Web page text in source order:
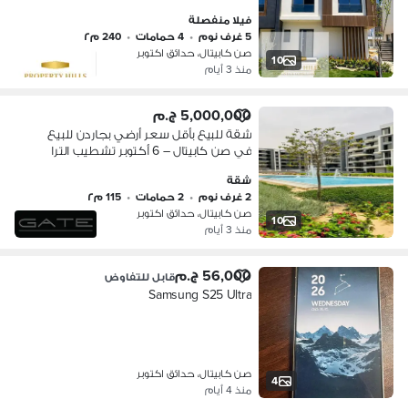
10
فيلا منفصلة
5 غرف نوم
• 4 حمامات • 240 م٢
صن كابيتال، حدائق اكتوبر
منذ 3 أيام
10
5,000,000 ج.م
شقة للبيع بأقل سعر أرضي بجاردن للبيع
في صن كابيتال – 6 أكتوبر تشطيب الترا
شقة
2 غرف نوم
• 2 حمامات • 115 م٢
صن كابيتال، حدائق اكتوبر
منذ 3 أيام
4
56,000 ج.م قابل للتفاوض
Samsung S25 Ultra
صن كابيتال، حدائق اكتوبر
منذ 4 أيام